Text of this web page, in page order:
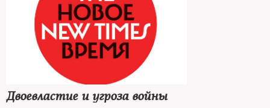
Двоевластие и угроза войны